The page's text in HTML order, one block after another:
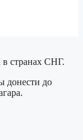
в странах СНГ.
донести до